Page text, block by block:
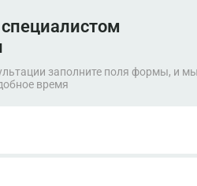
заполните поля формы, и мы
время